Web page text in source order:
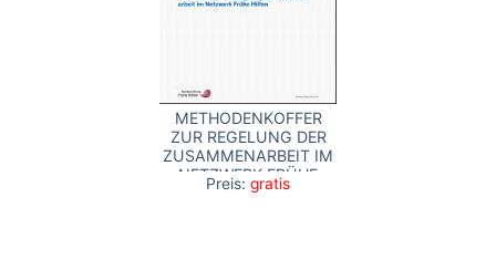
METHODENKOFFER
ZUR REGELUNG DER
ZUSAMMENARBEIT IM
NETZWERK FRÜHE
HILFEN
Preis: gratis